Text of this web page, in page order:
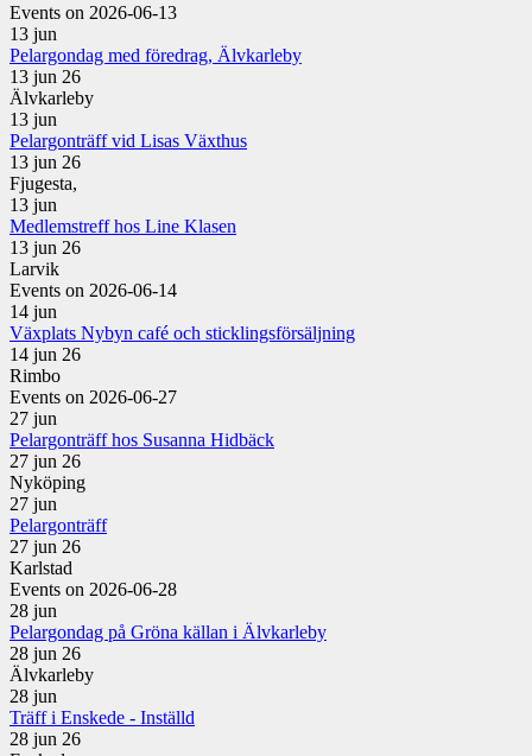
Events on 2026-06-13
13 jun
Pelargondag med föredrag, Älvkarleby
13 jun 26
Älvkarleby
13 jun
Pelargonträff vid Lisas Växthus
13 jun 26
Fjugesta,
13 jun
Medlemstreff hos Line Klasen
13 jun 26
Larvik
Events on 2026-06-14
14 jun
Växplats Nybyn café och sticklingsförsäljning
14 jun 26
Rimbo
Events on 2026-06-27
27 jun
Pelargonträff hos Susanna Hidbäck
27 jun 26
Nyköping
27 jun
Pelargonträff
27 jun 26
Karlstad
Events on 2026-06-28
28 jun
Pelargondag på Gröna källan i Älvkarleby
28 jun 26
Älvkarleby
28 jun
Träff i Enskede - Inställd
28 jun 26